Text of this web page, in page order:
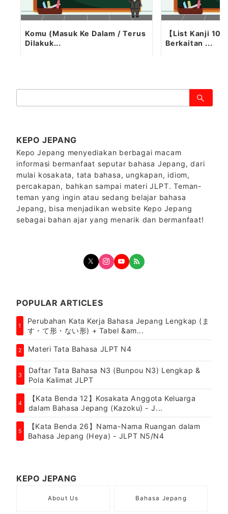
Komu (Masuk Ke Dalam / Terus
Dilakuk...
【List Kanji 10
Berkaitan ...
索：
KEPO JEPANG
Kepo Jepang menyediakan berbagai macam
informasi bermanfaat seputar bahasa Jepang, dari
mulai kosakata, tata bahasa, ungkapan, idiom,
percakapan, bahkan sampai materi JLPT. Teman-
teman yang ingin atau sedang belajar bahasa
Jepang, bisa menjadikan website Kepo Jepang
sebagai bahan ajar yang menarik dan bermanfaat!
POPULAR ARTICLES
1
Perubahan Kata Kerja Bahasa Jepang Lengkap (ま
す・て形・ない形) + Tabel &am...
2 Materi Tata Bahasa JLPT N4
3
Daftar Tata Bahasa N3 (Bunpou N3) Lengkap &
Pola Kalimat JLPT
4
【Kata Benda 12】Kosakata Anggota Keluarga
dalam Bahasa Jepang (Kazoku) - J...
5
【Kata Benda 26】Nama-Nama Ruangan dalam
Bahasa Jepang (Heya) - JLPT N5/N4
KEPO JEPANG
About Us Bahasa Jepang